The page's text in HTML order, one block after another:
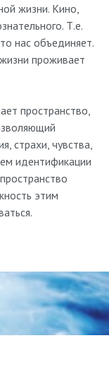
жизни. Кино,
. Т.е.
нас объединяет.
проживает
пространство,
страхи, чувства,
идентификации
этим
ся.